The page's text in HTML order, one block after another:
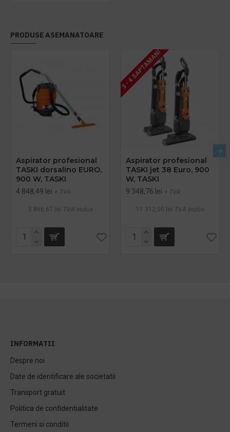
PRODUSE ASEMANATOARE
Aspirator profesional
TASKI dorsalino EURO,
900 W, TASKI
4.848,49 lei + TVA
5.866,67 lei TVA inclus
3 - 4 SAPTAMANI
Aspirator profesional
TASKI jet 38 Euro, 900
W, TASKI
9.348,76 lei + TVA
11.312,00 lei TVA inclus
INFORMATII
Despre noi
Date de identificare ale societatii
Transport gratuit
Politica de confidentialitate
Termeni si conditii